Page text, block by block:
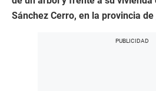
Sánchez Cerro, en la provincia de